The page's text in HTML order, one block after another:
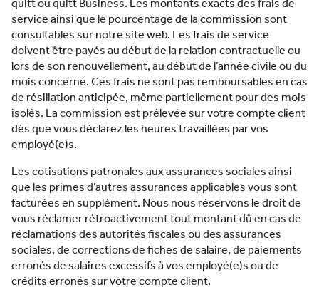
service ainsi que le pourcentage de la commission sont
consultables sur notre site web. Les frais de service
doivent être payés au début de la relation contractuelle ou
lors de son renouvellement, au début de l’année civile ou du
mois concerné. Ces frais ne sont pas remboursables en cas
de résiliation anticipée, même partiellement pour des mois
isolés. La commission est prélevée sur votre compte client
dès que vous déclarez les heures travaillées par vos
employé(e)s.
Les cotisations patronales aux assurances sociales ainsi
que les primes d’autres assurances applicables vous sont
facturées en supplément. Nous nous réservons le droit de
vous réclamer rétroactivement tout montant dû en cas de
réclamations des autorités fiscales ou des assurances
sociales, de corrections de fiches de salaire, de paiements
erronés de salaires excessifs à vos employé(e)s ou de
crédits erronés sur votre compte client.